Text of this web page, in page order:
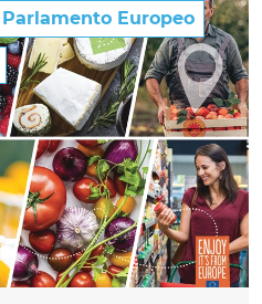
Parlamento Europeo